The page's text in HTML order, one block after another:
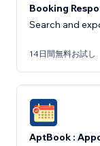
Booking
Search and
14日間無料お試し
AptBook :